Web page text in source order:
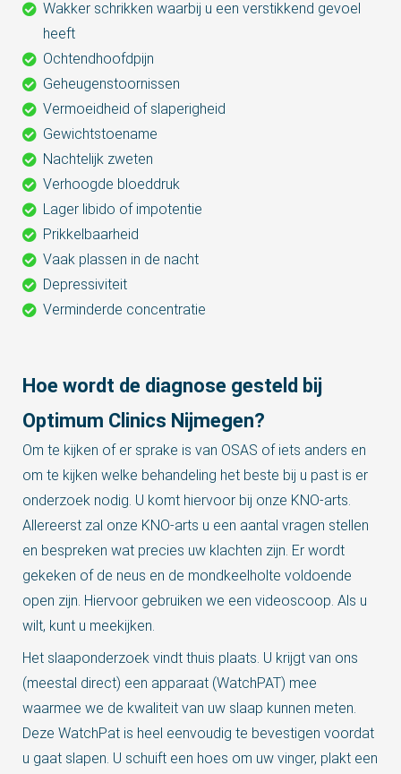
Wakker schrikken waarbij u een verstikkend gevoel
heeft
Ochtendhoofdpijn
Geheugenstoornissen
Vermoeidheid of slaperigheid
Gewichtstoename
Nachtelijk zweten
Verhoogde bloeddruk
Lager libido of impotentie
Prikkelbaarheid
Vaak plassen in de nacht
Depressiviteit
Verminderde concentratie
Hoe wordt de diagnose gesteld bij
Optimum Clinics Nijmegen?
Om te kijken of er sprake is van OSAS of iets anders en
om te kijken welke behandeling het beste bij u past is er
onderzoek nodig. U komt hiervoor bij onze KNO-arts.
Allereerst zal onze KNO-arts u een aantal vragen stellen
en bespreken wat precies uw klachten zijn. Er wordt
gekeken of de neus en de mondkeelholte voldoende
open zijn. Hiervoor gebruiken we een videoscoop. Als u
wilt, kunt u meekijken.
Het slaaponderzoek vindt thuis plaats. U krijgt van ons
(meestal direct) een apparaat (WatchPAT) mee
waarmee we de kwaliteit van uw slaap kunnen meten.
Deze WatchPat is heel eenvoudig te bevestigen voordat
u gaat slapen. U schuift een hoes om uw vinger, plakt een